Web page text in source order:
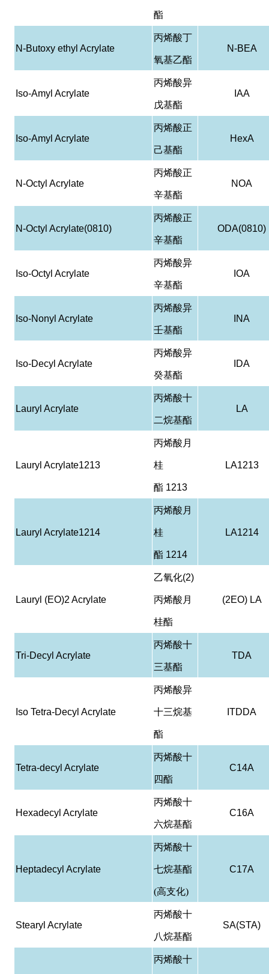
酯
N-Butoxy ethyl Acrylate
丙烯酸丁
氧基乙酯
N-BEA
Iso-Amyl Acrylate
丙烯酸异
戊基酯
IAA
Iso-Amyl Acrylate
丙烯酸正
己基酯
HexA
N-Octyl Acrylate
丙烯酸正
辛基酯
NOA
N-Octyl Acrylate(0810)
丙烯酸正
辛基酯
ODA(0810)
Iso-Octyl Acrylate
丙烯酸异
辛基酯
IOA
Iso-Nonyl Acrylate
丙烯酸异
壬基酯
INA
Iso-Decyl Acrylate
丙烯酸异
癸基酯
IDA
Lauryl Acrylate
丙烯酸十
二烷基酯
LA
Lauryl Acrylate1213
丙烯酸月
桂
酯1213
LA1213
Lauryl Acrylate1214
丙烯酸月
桂
酯1214
LA1214
Lauryl (EO)2 Acrylate
乙氧化(2)
丙烯酸月
桂酯
(2EO) LA
Tri-Decyl Acrylate
丙烯酸十
三基酯
TDA
Iso Tetra-Decyl Acrylate
丙烯酸异
十三烷基
酯
ITDDA
Tetra-decyl Acrylate
丙烯酸十
四酯
C14A
Hexadecyl Acrylate
丙烯酸十
六烷基酯
C16A
Heptadecyl Acrylate
丙烯酸十
七烷基酯
(高支化)
C17A
Stearyl Acrylate
丙烯酸十
八烷基酯
SA(STA)
丙烯酸十